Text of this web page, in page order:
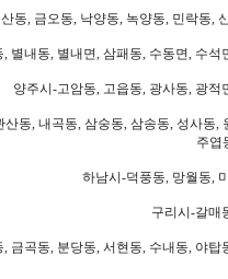
동, 금오동, 낙양동, 녹양동, 민락동,
별내동, 별내면, 삼패동, 수동면, 수
양주시-고암동, 고읍동, 광사동, 광
동, 내곡동, 삼숭동, 삼송동, 성사
주엽
하남시-덕풍동, 망월동,
구리시-갈매
금곡동, 분당동, 서현동, 수내동, 야